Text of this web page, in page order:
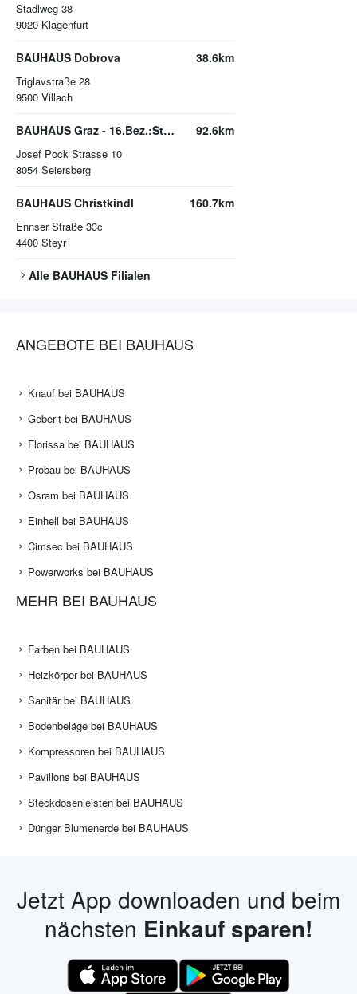
Stadlweg 38
9020 Klagenfurt
BAUHAUS Dobrova
Triglavstraße 28
9500 Villach
38.6km
BAUHAUS Graz - 16.Bez.:Straßgang
Josef Pock Strasse 10
8054 Seiersberg
92.6km
BAUHAUS Christkindl
Ennser Straße 33c
4400 Steyr
160.7km
Alle BAUHAUS Filialen
ANGEBOTE BEI BAUHAUS
Knauf bei BAUHAUS
Geberit bei BAUHAUS
Florissa bei BAUHAUS
Probau bei BAUHAUS
Osram bei BAUHAUS
Einhell bei BAUHAUS
Cimsec bei BAUHAUS
Powerworks bei BAUHAUS
MEHR BEI BAUHAUS
Farben bei BAUHAUS
Heizkörper bei BAUHAUS
Sanitär bei BAUHAUS
Bodenbeläge bei BAUHAUS
Kompressoren bei BAUHAUS
Pavillons bei BAUHAUS
Steckdosenleisten bei BAUHAUS
Dünger Blumenerde bei BAUHAUS
Jetzt App downloaden und beim
nächsten Einkauf sparen!